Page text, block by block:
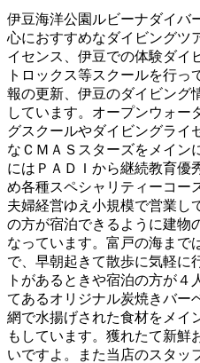
伊豆海洋公園ルビーナダイバ
心におすすめなダイビングツ
イセンス、伊豆での体験ダイ
トロックス等スクールを行
報の更新、伊豆のダイビング
しています。オープンウォー
グスクールやダイビングライ
なＣＭＡＳスターズをメイン
にはＰＡＤＩから継続教育優
め各種スペシャリティーコー
夫婦経営ゆえ小規模で営業し
の方が宿泊できるように建物
なっています。富戸の海まで
で、早朝起きて散歩に気軽に
トがあるときや宿泊の方が
てあるオリジナル炭焼きバー
網で水揚げされた食材をメイ
もしています。獲れたて新鮮
いですよ。また当店のスタッ